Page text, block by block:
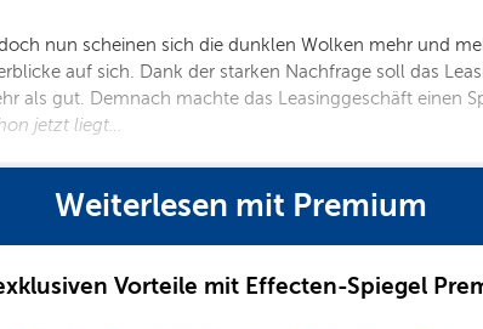
nun scheinen sich die dunklen Wolken mehr und
auf sich. Dank der starken Nachfrage soll das
als gut. Demnach machte das Leasinggeschäft einen
jetzt liegt…
Weiterlesen mit Premium
Vorteile mit Effecten-Spiegel